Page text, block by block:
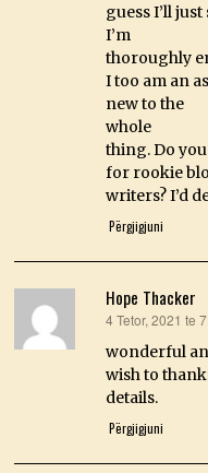
guess I’ll
I’m
thoroughly
I too am an
new to the
whole
thing. Do
for rookie
writers? I’d
Përgjigjuni
Hope Thacker
thotë:
4 Tetor, 2021 te
wonderful
wish to
details.
Përgjigjuni